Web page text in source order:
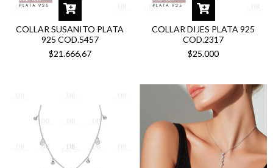
COLLAR SUSANITO PLATA
925 COD.5457
$21.666,67
COLLAR DIJES PLATA 925
COD.2317
$25.000